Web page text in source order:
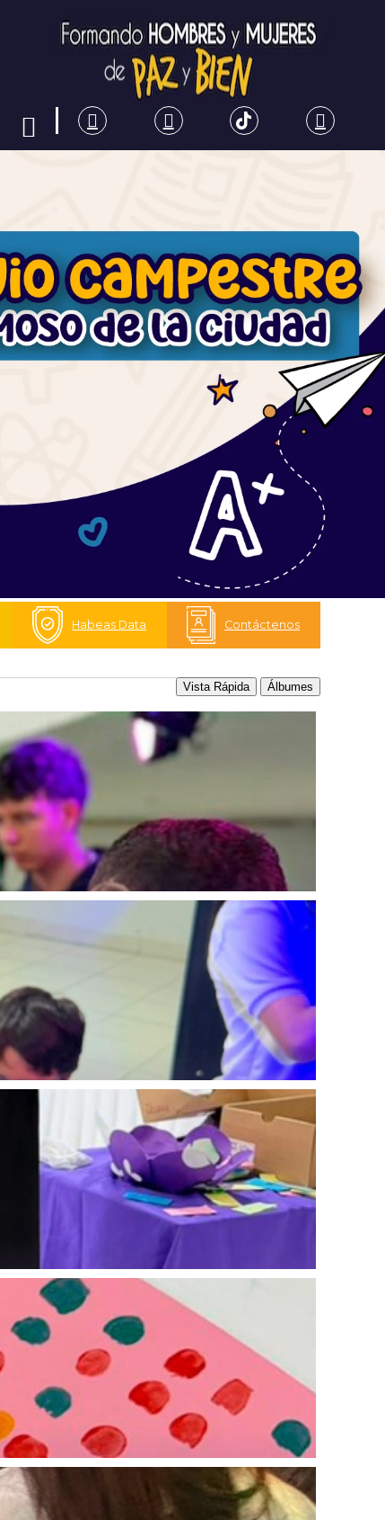
Habeas Data Contáctenos
Vista Rápida Álbumes